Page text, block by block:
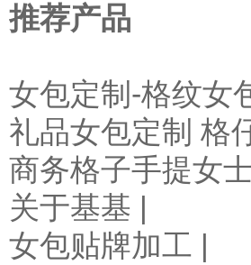
推荐产品
女包定制-格纹女
礼品女包定制 格
商务格子手提女
关于基基 |
女包贴牌加工 |